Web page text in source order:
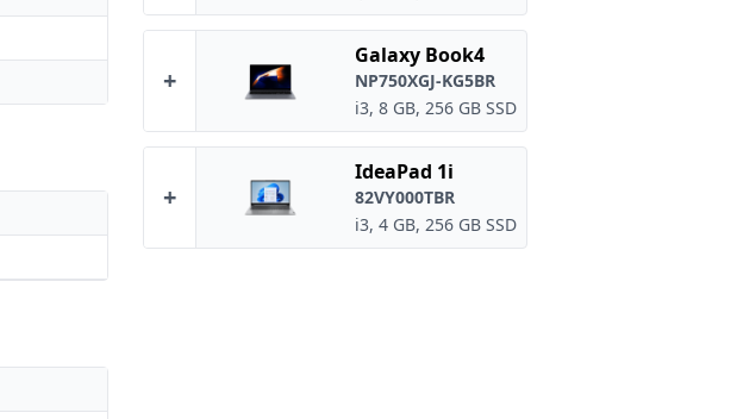
+
Galaxy Book4
NP750XGJ-KG5BR
i3, 8 GB, 256 GB SSD
+
IdeaPad 1i
82VY000TBR
i3, 4 GB, 256 GB SSD